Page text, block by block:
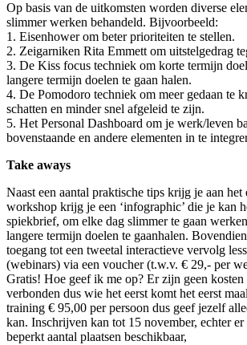
Op basis van de uitkomsten worden diverse
slimmer werken behandeld. Bijvoorbeeld:
1. Eisenhower om beter prioriteiten te stellen.
2. Zeigarniken Rita Emmett om uitstelgedrag
3. De Kiss focus techniek om korte termijn
langere termijn doelen te gaan halen.
4. De Pomodoro techniek om meer gedaan te
schatten en minder snel afgeleid te zijn.
5. Het Personal Dashboard om je werk/leven
bovenstaande en andere elementen in te
Take aways
Naast een aantal praktische tips krijg je aan het
workshop krijg je een ‘infographic’ die je kan
spiekbrief, om elke dag slimmer te gaan
langere termijn doelen te gaanhalen.
toegang tot een tweetal interactieve vervolg
(webinars) via een voucher (t.w.v. € 29,- per
Gratis! Hoe geef ik me op? Er zijn geen
verbonden dus wie het eerst komt het eerst
training € 95,00 per persoon dus geef jezelf
kan. Inschrijven kan tot 15 november, echter er
beperkt aantal plaatsen beschikbaar,